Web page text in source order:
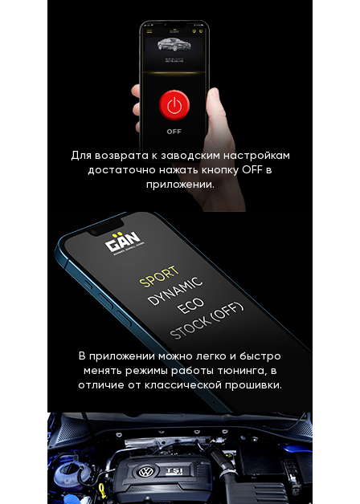
Для возврата к заводским настройкам
достаточно нажать кнопку OFF в
приложении.
В приложении можно легко и быстро
менять режимы работы тюнинга, в
отличие от классической прошивки.